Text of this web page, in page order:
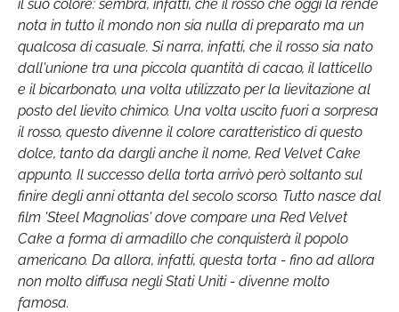
il suo colore: sembra, infatti, che il rosso che oggi la rende
nota in tutto il mondo non sia nulla di preparato ma un
qualcosa di casuale. Si narra, infatti, che il rosso sia nato
dall'unione tra una piccola quantità di cacao, il latticello
e il bicarbonato, una volta utilizzato per la lievitazione al
posto del lievito chimico. Una volta uscito fuori a sorpresa
il rosso, questo divenne il colore caratteristico di questo
dolce, tanto da dargli anche il nome, Red Velvet Cake
appunto. Il successo della torta arrivò però soltanto sul
finire degli anni ottanta del secolo scorso. Tutto nasce dal
film 'Steel Magnolias' dove compare una Red Velvet
Cake a forma di armadillo che conquisterà il popolo
americano. Da allora, infatti, questa torta - fino ad allora
non molto diffusa negli Stati Uniti - divenne molto
famosa.